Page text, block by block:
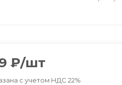
₽/шт
с учетом НДС 22%